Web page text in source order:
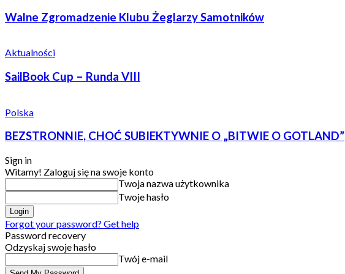
Walne Zgromadzenie Klubu Żeglarzy Samotników
Aktualności
SailBook Cup – Runda VIII
Polska
BEZSTRONNIE, CHOĆ SUBIEKTYWNIE O „BITWIE O GOTLAND”
Sign in
Witamy! Zaloguj się na swoje konto
Twoja nazwa użytkownika
Twoje hasło
Forgot your password? Get help
Password recovery
Odzyskaj swoje hasło
Twój e-mail